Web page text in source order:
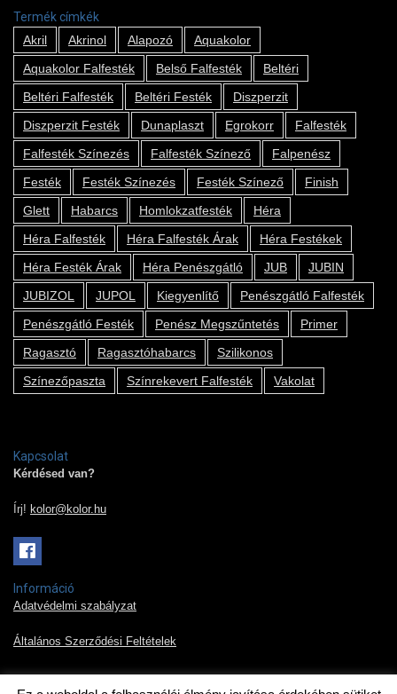
Termék címkék
Akril
Akrinol Alapozó
Aquakolor
Aquakolor Falfesték
Belső Falfesték
Beltéri
Beltéri Falfesték
Beltéri Festék
Diszperzit
Diszperzit Festék
Dunaplaszt Egrokorr
Falfesték
Falfesték Színezés
Falfesték Színező
Falpenész
Festék
Festék Színezés Festék Színező
Finish
Glett
Habarcs Homlokzatfesték
Héra
Héra Falfesték
Héra Falfesték Árak
Héra Festékek
Héra Festék Árak
Héra Penészgátló JUB
JUBIN
JUBIZOL
JUPOL Kiegyenlítő
Penészgátló Falfesték
Penészgátló Festék
Penész Megszűntetés
Primer
Ragasztó
Ragasztóhabarcs
Szilikonos
Színezőpaszta
Színrekevert Falfesték Vakolat
Kapcsolat
Kérdésed van?
Írj! kolor@kolor.hu
Információ
Adatvédelmi szabályzat
Általános Szerződési Feltételek